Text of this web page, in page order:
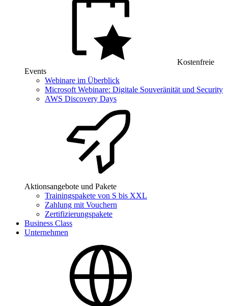
Kostenfreie
Events
Webinare im Überblick
Microsoft Webinare: Digitale Souveränität und Security
AWS Discovery Days
Aktionsangebote und Pakete
Trainingspakete von S bis XXL
Zahlung mit Vouchern
Zertifizierungspakete
Business Class
Unternehmen